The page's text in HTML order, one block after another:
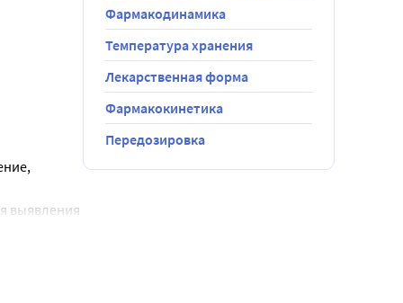
у детей
выявления
цвета
Фармакодинамика
Температура хранения
Лекарственная форма
Фармакокинетика
Передозировка